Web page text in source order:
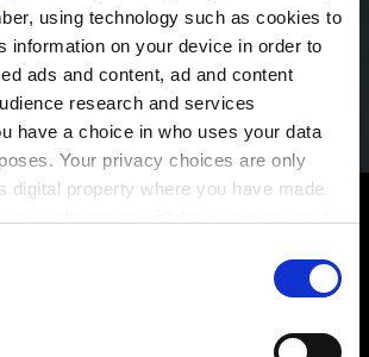
using technology such as cookies to
information on your device in order to
ads and content, ad and content
research and services
have a choice in who uses your data
Your privacy choices are only
digital property where you have made
icon.